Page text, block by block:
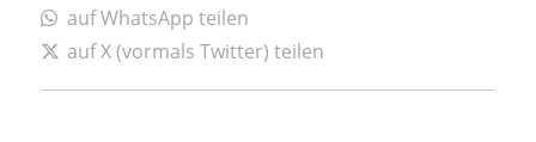
auf WhatsApp teilen
auf X (vormals Twitter) teilen